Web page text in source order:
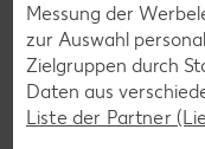
Preis
Vegan
Messung der
zur Auswahl
Zielgruppen durch
Daten aus
Liste der Partner